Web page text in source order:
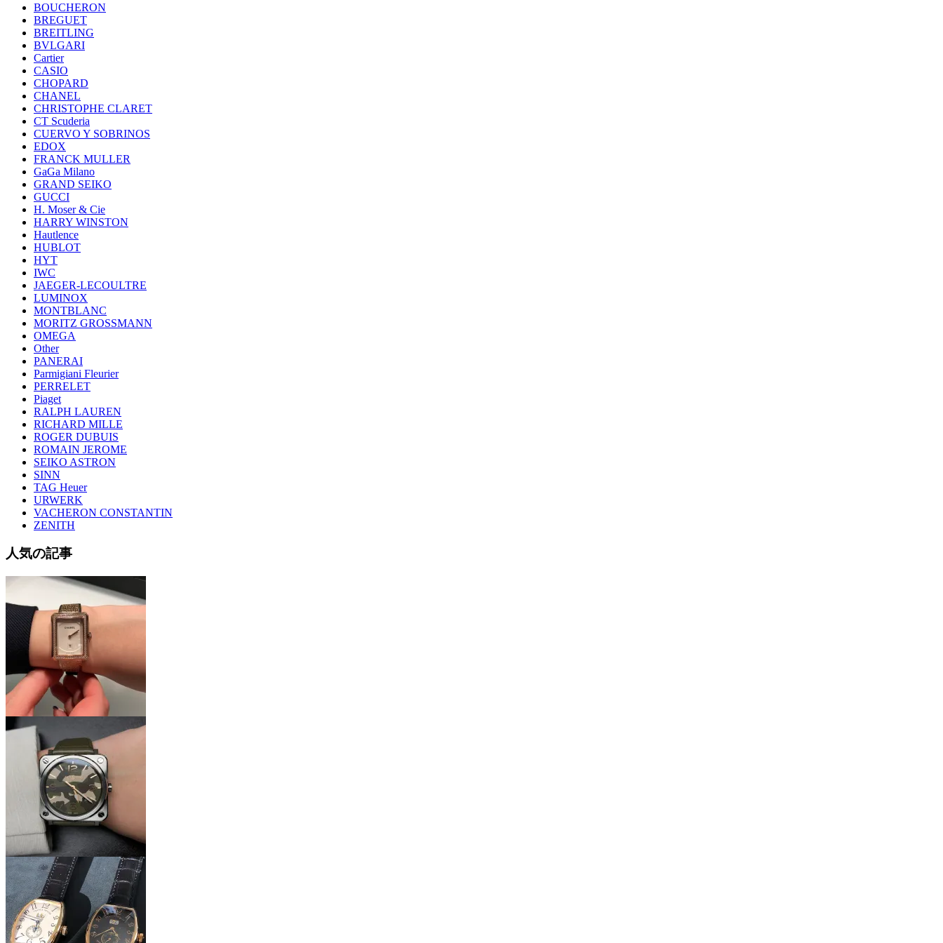
BOUCHERON
BREGUET
BREITLING
BVLGARI
Cartier
CASIO
CHOPARD
CHANEL
CHRISTOPHE CLARET
CT Scuderia
CUERVO Y SOBRINOS
EDOX
FRANCK MULLER
GaGa Milano
GRAND SEIKO
GUCCI
H. Moser & Cie
HARRY WINSTON
Hautlence
HUBLOT
HYT
IWC
JAEGER-LECOULTRE
LUMINOX
MONTBLANC
MORITZ GROSSMANN
OMEGA
Other
PANERAI
Parmigiani Fleurier
PERRELET
Piaget
RALPH LAUREN
RICHARD MILLE
ROGER DUBUIS
ROMAIN JEROME
SEIKO ASTRON
SINN
TAG Heuer
URWERK
VACHERON CONSTANTIN
ZENITH
人気の記事